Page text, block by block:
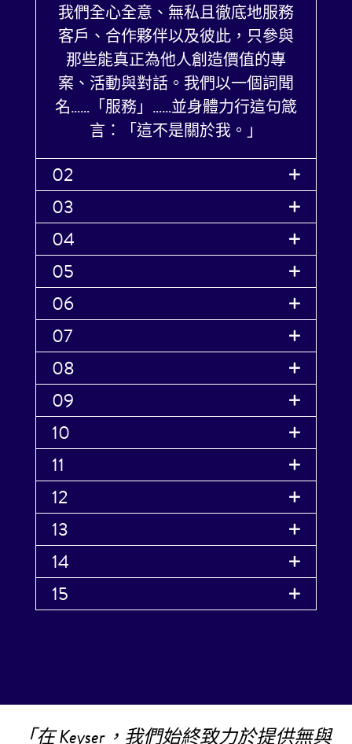
我們全心全意、無私且徹底地服務
客戶、合作夥伴以及彼此，只參與
那些能真正為他人創造價值的專
案、活動與對話。我們以一個詞聞
名……「服務」……並身體力行這句箴
言：「這不是關於我。」
02
03
04
05
06
07
08
09
10
11
12
13
14
15
「在 Keyser，我們始終致力於提供無與